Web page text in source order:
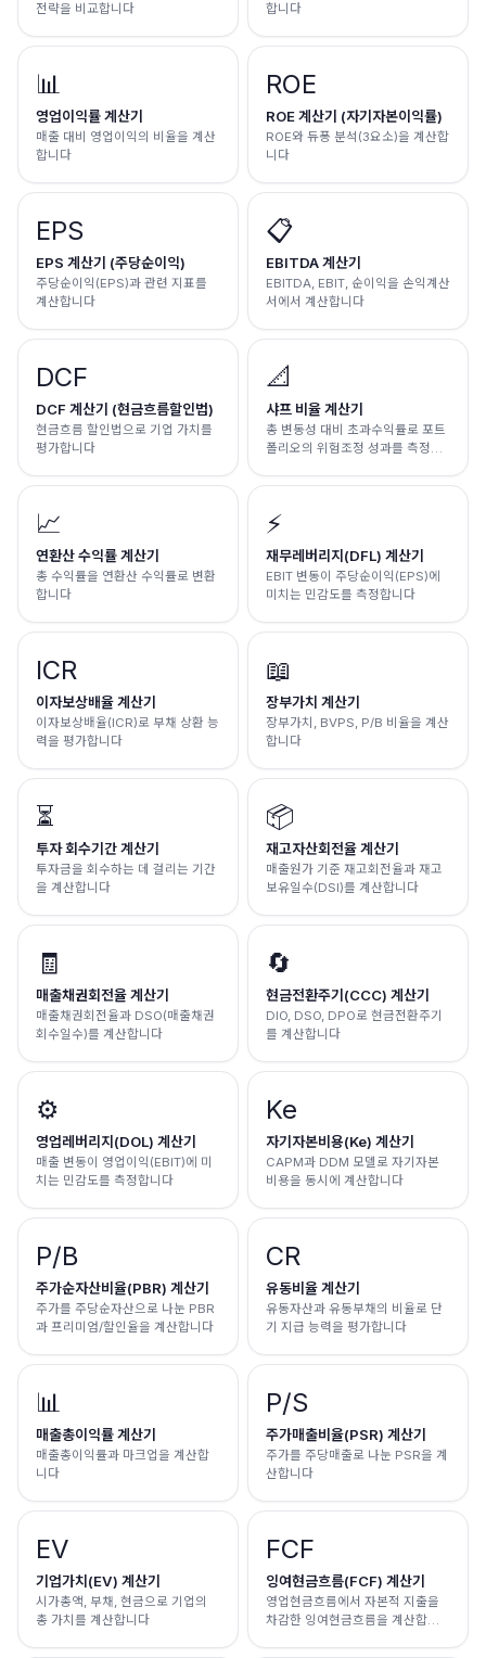
전략을 비교합니다
합니다
📊
영업이익률 계산기
매출 대비 영업이익의 비율을 계산
합니다
ROE
ROE 계산기 (자기자본이익률)
ROE와 듀퐁 분석(3요소)을 계산합
니다
EPS
EPS 계산기 (주당순이익)
주당순이익(EPS)과 관련 지표를
계산합니다
📋
EBITDA 계산기
EBITDA, EBIT, 순이익을 손익계산
서에서 계산합니다
DCF
DCF 계산기 (현금흐름할인법)
현금흐름 할인법으로 기업 가치를
평가합니다
📐
샤프 비율 계산기
총 변동성 대비 초과수익률로 포트
폴리오의 위험조정 성과를 측정합
📈
연환산 수익률 계산기
총 수익률을 연환산 수익률로 변환
합니다
⚡
재무레버리지(DFL) 계산기
EBIT 변동이 주당순이익(EPS)에
미치는 민감도를 측정합니다
ICR
이자보상배율 계산기
이자보상배율(ICR)로 부채 상환 능
력을 평가합니다
📖
장부가치 계산기
장부가치, BVPS, P/B 비율을 계산
합니다
⏳
투자 회수기간 계산기
투자금을 회수하는 데 걸리는 기간
을 계산합니다
📦
재고자산회전율 계산기
매출원가 기준 재고회전율과 재고
보유일수(DSI)를 계산합니다
🧾
매출채권회전율 계산기
매출채권회전율과 DSO(매출채권
회수일수)를 계산합니다
🔄
현금전환주기(CCC) 계산기
DIO, DSO, DPO로 현금전환주기
를 계산합니다
⚙️
영업레버리지(DOL) 계산기
매출 변동이 영업이익(EBIT)에 미
치는 민감도를 측정합니다
Ke
자기자본비용(Ke) 계산기
CAPM과 DDM 모델로 자기자본
비용을 동시에 계산합니다
P/B
주가순자산비율(PBR) 계산기
주가를 주당순자산으로 나눈 PBR
과 프리미엄/할인율을 계산합니다
CR
유동비율 계산기
유동자산과 유동부채의 비율로 단
기 지급 능력을 평가합니다
📊
매출총이익률 계산기
매출총이익률과 마크업을 계산합
니다
P/S
주가매출비율(PSR) 계산기
주가를 주당매출로 나눈 PSR을 계
산합니다
EV
기업가치(EV) 계산기
시가총액, 부채, 현금으로 기업의
총 가치를 계산합니다
FCF
잉여현금흐름(FCF) 계산기
영업현금흐름에서 자본적 지출을
차감한 잉여현금흐름을 계산합니